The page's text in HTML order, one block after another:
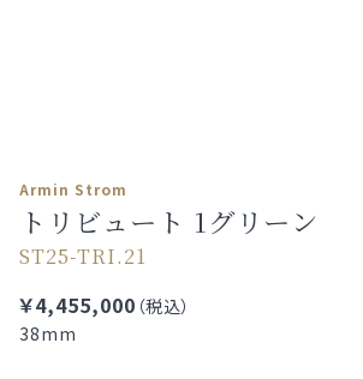
Armin Strom
トリビュート 1グリーン
ST25-TRI.21
￥4,455,000 （税込）
38mm